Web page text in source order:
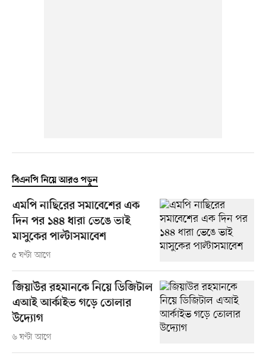
বিএনপি নিয়ে আরও পড়ুন
এমপি নাছিরের সমাবেশের এক
দিন পর ১৪৪ ধারা ভেঙে ভাই
মাসুকের পাল্টাসমাবেশ
৫ ঘণ্টা আগে
জিয়াউর রহমানকে নিয়ে ডিজিটাল
এআই আর্কাইভ গড়ে তোলার
উদ্যোগ
৬ ঘণ্টা আগে